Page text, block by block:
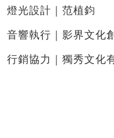
燈光設計｜范植鈞
音響執行｜影界文化
行銷協力｜獨秀文化